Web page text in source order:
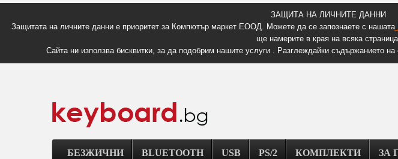
ЗАЩИТА НА ЛИЧНИТЕ ДАННИ
Защитата на личните данни е приоритет за Компютър маркет ЕООД. Можете да се запознаете с нашата
ще намерите в края на всяка
Сайта ни използва бисквитки, за да подобрим нашите услуги . Разглеждайки съдържанието на
БЕЗЖИЧНИ BLUETOOTH USB PS/2 КОМПЛЕКТИ ЗА